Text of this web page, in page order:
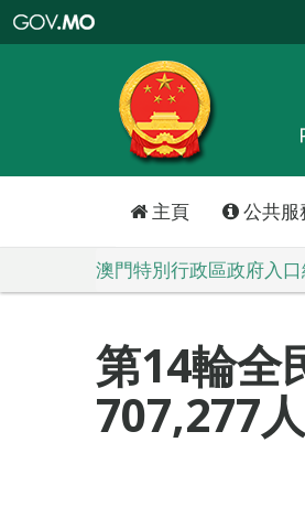
特
政
區
政
口
主頁 公共服
澳門特別行政區政府入
第14輪
707,277